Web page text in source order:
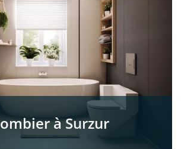
à Surzur